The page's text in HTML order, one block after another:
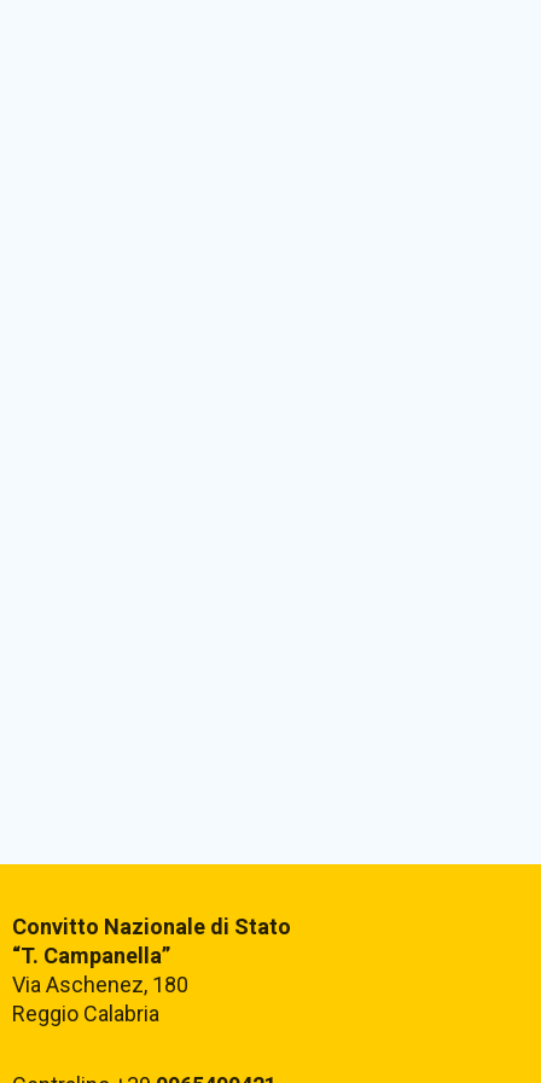
Convitto Nazionale di Stato
“T. Campanella”
Via Aschenez, 180
Reggio Calabria